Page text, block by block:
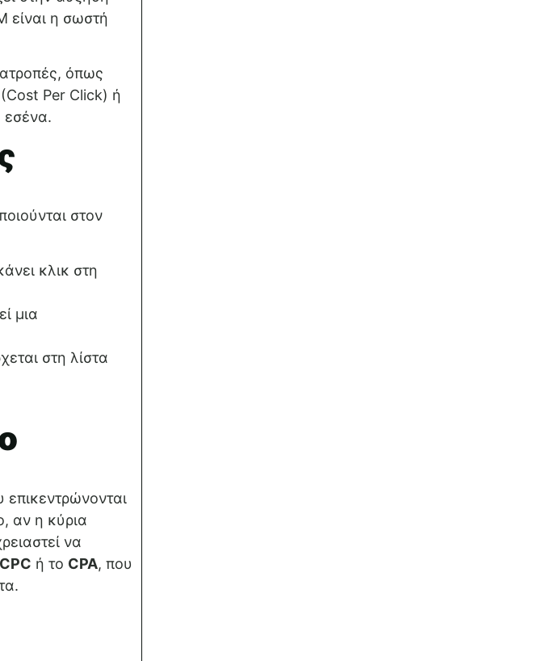
είναι η σωστή
όπως
(Cost Per Click) ή
εσένα.
στον
κλικ στη
μια
στη λίστα
επικεντρώνονται
αν η κύρια
να
CPC ή το CPA, που